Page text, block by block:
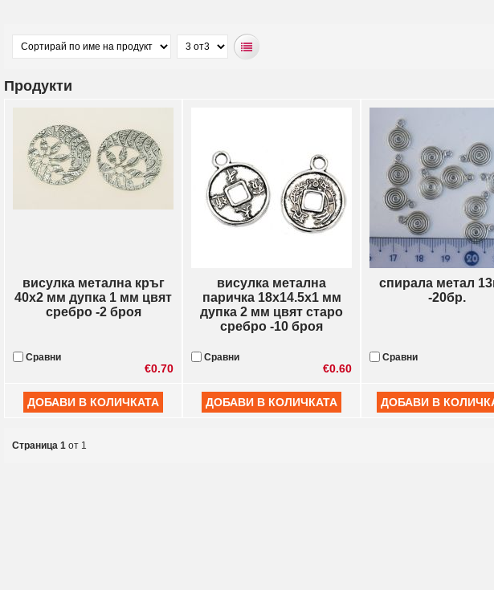
Продукти
висулка метална кръг
40x2 мм дупка 1 мм цвят
сребро -2 броя
висулка метална
паричка 18x14.5x1 мм
дупка 2 мм цвят старо
сребро -10 броя
спирала метал
-20бр.
Сравни
€0.70
Сравни
€0.60
Сравни
Страница 1 от 1